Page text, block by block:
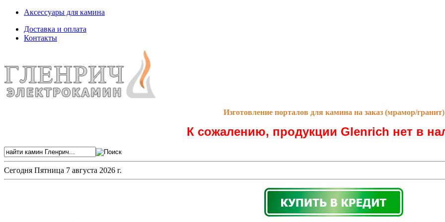
Аксессуары для камина
Доставка и оплата
Контакты
Изготовление порталов для камина на заказ (мрамор/гранит)
К сожалению, продукции Glenrich нет в
Сегодня Пятница 7 августа 2026 г.